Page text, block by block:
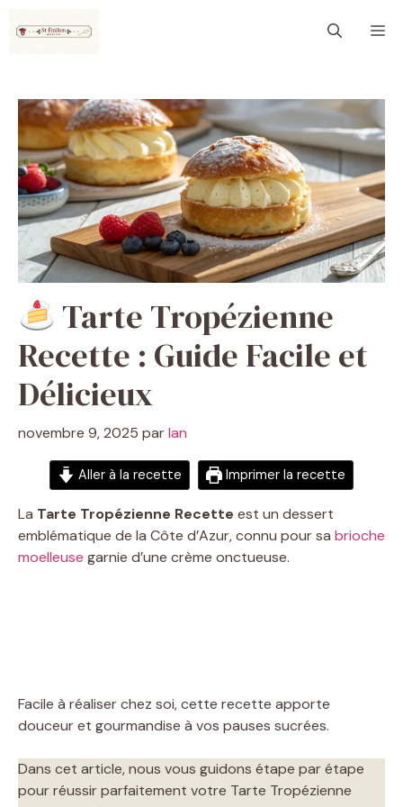
Tarte Tropézienne
Recette : Guide Facile et
Délicieux
novembre 9, 2025 parIan
Aller à la recette Imprimer la recette
La Tarte Tropézienne Recette est un dessert
emblématique de la Côte d’Azur, connu pour sa brioche
moelleuse garnie d’une crème onctueuse.
Facile à réaliser chez soi, cette recette apporte
douceur et gourmandise à vos pauses sucrées.
Dans cet article, nous vous guidons étape par étape
pour réussir parfaitement votre Tarte Tropézienne